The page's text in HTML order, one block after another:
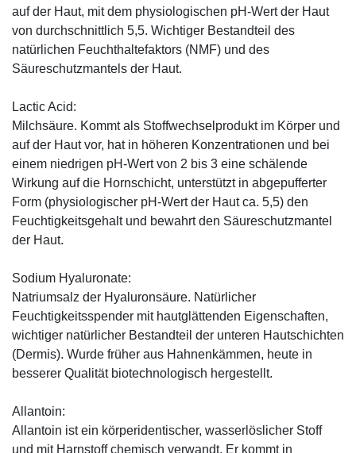
auf der Haut, mit dem physiologischen pH-Wert der Haut
von durchschnittlich 5,5. Wichtiger Bestandteil des
natürlichen Feuchthaltefaktors (NMF) und des
Säureschutzmantels der Haut.
Lactic Acid:
Milchsäure. Kommt als Stoffwechselprodukt im Körper und
auf der Haut vor, hat in höheren Konzentrationen und bei
einem niedrigen pH-Wert von 2 bis 3 eine schälende
Wirkung auf die Hornschicht, unterstützt in abgepufferter
Form (physiologischer pH-Wert der Haut ca. 5,5) den
Feuchtigkeitsgehalt und bewahrt den Säureschutzmantel
der Haut.
Sodium Hyaluronate:
Natriumsalz der Hyaluronsäure. Natürlicher
Feuchtigkeitsspender mit hautglättenden Eigenschaften,
wichtiger natürlicher Bestandteil der unteren Hautschichten
(Dermis). Wurde früher aus Hahnenkämmen, heute in
besserer Qualität biotechnologisch hergestellt.
Allantoin:
Allantoin ist ein körperidentischer, wasserlöslicher Stoff
und mit Harnstoff chemisch verwandt. Er kommt in